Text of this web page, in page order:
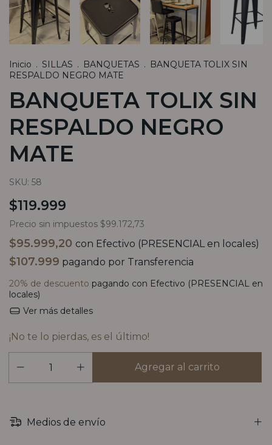
Inicio . SILLAS . BANQUETAS . BANQUETA TOLIX SIN
RESPALDO NEGRO MATE
BANQUETA TOLIX SIN
RESPALDO NEGRO
MATE
SKU: 58
$119.999
Precio sin impuestos $99.172,73
$95.999,20 con Efectivo (PRESENCIAL en locales)
$107.999 pagando por Transferencia
20% de descuento pagando con Efectivo (PRESENCIAL en
locales)
Ver más detalles
¡No te lo pierdas, es el último!
Medios de envío